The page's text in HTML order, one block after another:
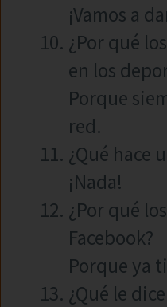
¡Vamos a
¿Por qué
en los
Porque
red.
¿Qué hace
¡Nada!
¿Por qué
Facebook?
Porque ya
¿Qué le